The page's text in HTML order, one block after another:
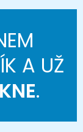
A UŽ
.